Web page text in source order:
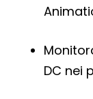
DC nei